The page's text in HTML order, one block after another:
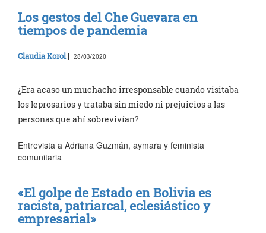
Los gestos del Che Guevara en
tiempos de pandemia
Claudia Korol | 28/03/2020
¿Era acaso un muchacho irresponsable cuando visitaba
los leprosarios y trataba sin miedo ni prejuicios a las
personas que ahí sobrevivían?
Entrevista a Adriana Guzmán, aymara y feminista
comunitaria
«El golpe de Estado en Bolivia es
racista, patriarcal, eclesiástico y
empresarial»